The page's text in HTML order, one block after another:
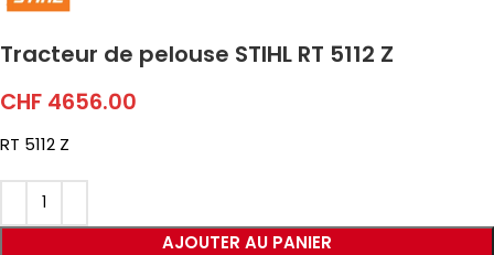
Tracteur de pelouse STIHL RT 5112 Z
CHF 4656.00
RT 5112 Z
AJOUTER AU PANIER